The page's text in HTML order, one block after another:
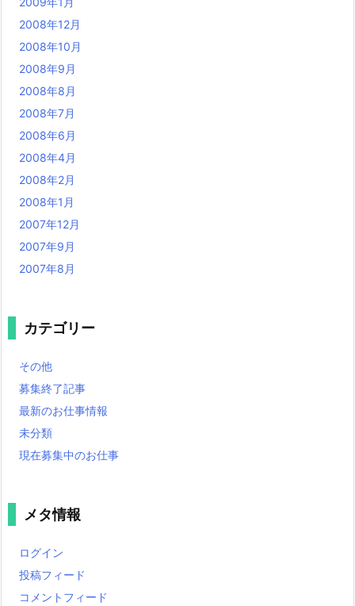
2008年12月
2008年10月
2008年9月
2008年8月
2008年7月
2008年6月
2008年4月
2008年2月
2008年1月
2007年12月
2007年9月
2007年8月
カテゴリー
その他
募集終了記事
最新のお仕事情報
未分類
現在募集中のお仕事
メタ情報
ログイン
投稿フィード
コメントフィード